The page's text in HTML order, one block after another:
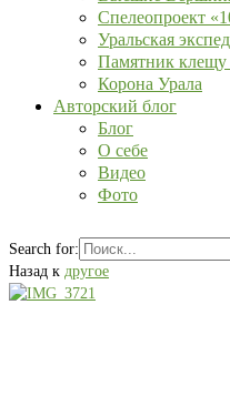
Спелеопроект
Уральская
Памятник клещу
Корона Урала
Авторский блог
Блог
О себе
Видео
Фото
Search for:
Назад к другое